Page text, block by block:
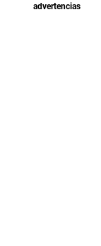
advertencias